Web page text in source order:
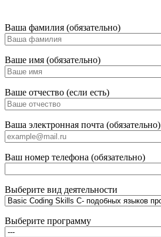
Ваша фамилия (обязательно)
Ваше имя (обязательно)
Ваше отчество (если есть)
Ваша электронная почта (обязательно)
Ваш номер телефона (обязательно)
Выберите вид деятельности
Выберите программу